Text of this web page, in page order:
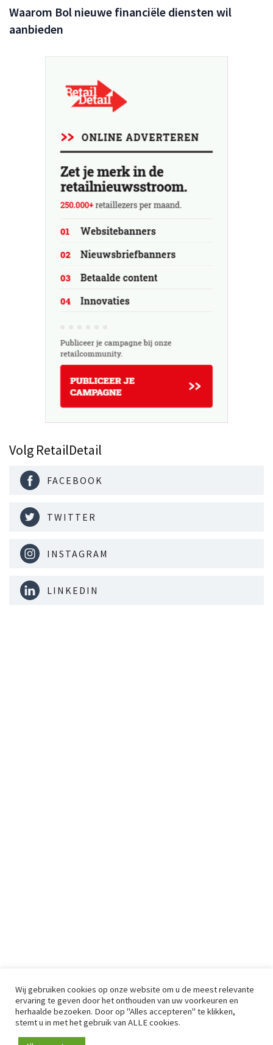
Waarom Bol nieuwe financiële diensten wil
aanbieden
Volg RetailDetail
FACEBOOK
TWITTER
INSTAGRAM
LINKEDIN
Wij gebruiken cookies op onze website om u de meest relevante
ervaring te geven door het onthouden van uw voorkeuren en
herhaalde bezoeken. Door op "Alles accepteren" te klikken,
stemt u in met het gebruik van ALLE cookies.